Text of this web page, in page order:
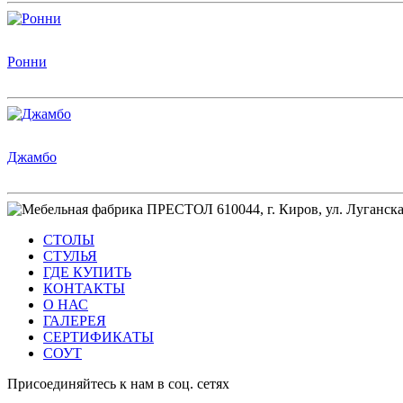
Ронни
Джамбо
610044, г. Киров, ул.
СТОЛЫ
СТУЛЬЯ
ГДЕ КУПИТЬ
КОНТАКТЫ
О НАС
ГАЛЕРЕЯ
СЕРТИФИКАТЫ
СОУТ
Присоединяйтесь к нам в соц. сетях